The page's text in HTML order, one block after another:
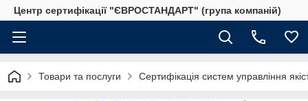
Центр сертифікації "ЄВРОСТАНДАРТ" (група компаній)
Товари та послуги Сертифікація систем управління